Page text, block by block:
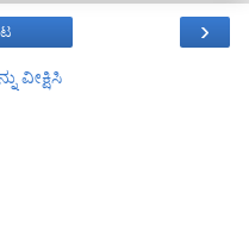
›
ವೀಕ್ಷಿಸಿ